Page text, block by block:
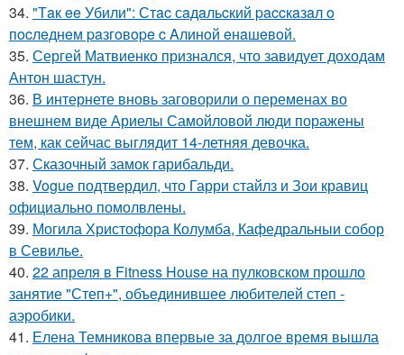
34. "Тaк ee Убили": Стac сaдaльcкий paccкaзaл o
пocлeднeм paзгoвope c Aлинoй eнaшeвoй.
35. Сергей Матвиенко признался, что завидует доходам
Антон шастун.
36. В интернете вновь заговорили о переменах во
внешнем виде Ариелы Самойловой люди поражены
тем, как сейчас выглядит 14-летняя девочка.
37. Сказочный замок гарибальди.
38. Vogue подтвердил, что Гарри стайлз и Зои кравиц
официально помолвлены.
39. Могила Христофора Колумба, Кафедральныи собор
в Севилье.
40. 22 апреля в Fitness House на пулковском прошло
занятие "Степ+", объединившее любителей степ -
аэробики.
41. Елена Темникова впервые за долгое время вышла